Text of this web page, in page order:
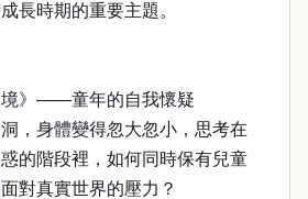
長時期的重要主題。
境》——童年的自我懷疑
，身體變得忽大忽小，思考在
的階段裡，如何同時保有兒童
對真實世界的壓力？